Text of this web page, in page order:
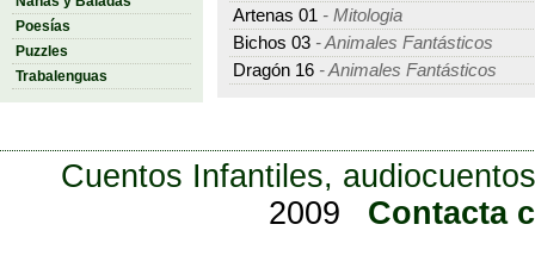
Poesías
Puzzles
Trabalenguas
Artenas 01 - Mitologia
Bichos 03 - Animales Fantásticos
Dragón 16 - Animales Fantásticos
Cuentos Infantiles,
2009
Contacta